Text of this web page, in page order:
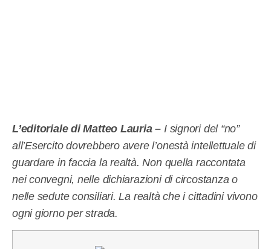
L’editoriale di Matteo Lauria – I signori del “no”
all’Esercito dovrebbero avere l’onestà intellettuale di
guardare in faccia la realtà. Non quella raccontata
nei convegni, nelle dichiarazioni di circostanza o
nelle sedute consiliari. La realtà che i cittadini vivono
ogni giorno per strada.